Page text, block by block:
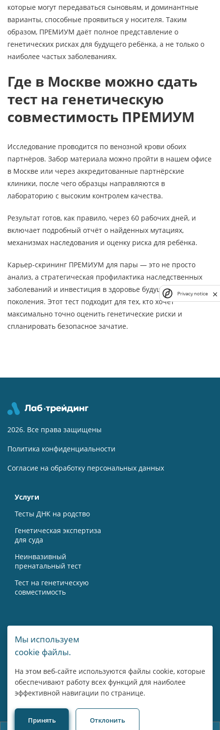
которые могут передаваться сыновьям, и доминантные
варианты, способные проявиться у носителя. Таким
образом, ПРЕМИУМ даёт полное представление о
генетических рисках для будущего ребёнка, а не только о
наиболее частых заболеваниях.
Где в Москве можно сдать
тест на генетическую
совместимость ПРЕМИУМ
Исследование проводится по венозной крови обоих
партнёров. Забор материала можно пройти в нашем офисе
в Москве или через аккредитованные партнёрские
клиники, после чего образцы направляются в
лабораторию с высоким контролем качества.
Результат готов, как правило, через 60 рабочих дней, и
включает подробный отчёт о найденных мутациях,
механизмах наследования и оценку риска для ребёнка.
Карьер-скрининг ПРЕМИУМ для пары — это не просто
анализ, а стратегическая профилактика наследственных
заболеваний и инвестиция в здоровье будущего
поколения. Этот тест подходит для тех, кто хочет
максимально точно оценить генетические риски и
спланировать безопасное зачатие.
2026. Все права защищены
Политика конфиденциальности
Согласие на обработку персональных данных
Услуги
Тесты ДНК на родство
Генетическая экспертиза
для суда
Неинвазивный
пренатальный тест
Тест на генетическую
совместимость
Контакты
г. Москва, Мичуринский пр-т, 15А
8 800 775 43 14
Мы используем
cookie файлы.
На этом веб-сайте используются файлы cookie, которые
обеспечивают работу всех функций для наиболее
эффективной навигации по странице.
Принять Отклонить
Privacy notice